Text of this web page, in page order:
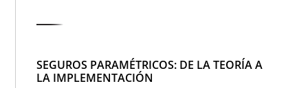
SEGUROS PARAMÉTRICOS: DE LA TEORÍA A
LA IMPLEMENTACIÓN